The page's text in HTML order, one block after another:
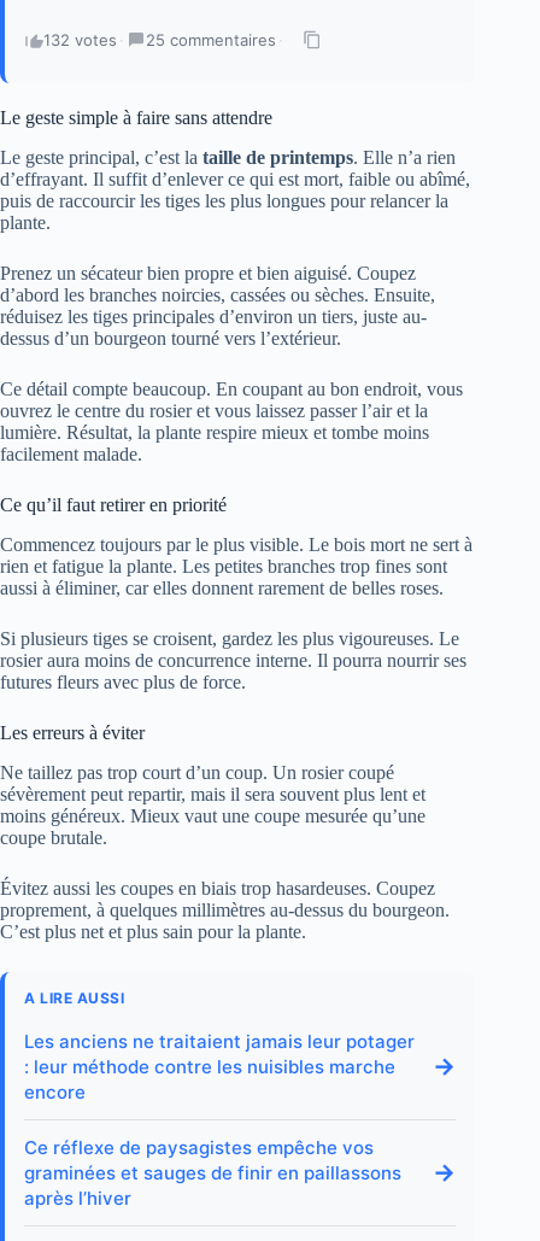
132 votes · 25 commentaires ·
Le geste simple à faire sans attendre
Le geste principal, c’est la taille de printemps. Elle n’a rien
d’effrayant. Il suffit d’enlever ce qui est mort, faible ou abîmé,
puis de raccourcir les tiges les plus longues pour relancer la
plante.
Prenez un sécateur bien propre et bien aiguisé. Coupez
d’abord les branches noircies, cassées ou sèches. Ensuite,
réduisez les tiges principales d’environ un tiers, juste au-
dessus d’un bourgeon tourné vers l’extérieur.
Ce détail compte beaucoup. En coupant au bon endroit, vous
ouvrez le centre du rosier et vous laissez passer l’air et la
lumière. Résultat, la plante respire mieux et tombe moins
facilement malade.
Ce qu’il faut retirer en priorité
Commencez toujours par le plus visible. Le bois mort ne sert à
rien et fatigue la plante. Les petites branches trop fines sont
aussi à éliminer, car elles donnent rarement de belles roses.
Si plusieurs tiges se croisent, gardez les plus vigoureuses. Le
rosier aura moins de concurrence interne. Il pourra nourrir ses
futures fleurs avec plus de force.
Les erreurs à éviter
Ne taillez pas trop court d’un coup. Un rosier coupé
sévèrement peut repartir, mais il sera souvent plus lent et
moins généreux. Mieux vaut une coupe mesurée qu’une
coupe brutale.
Évitez aussi les coupes en biais trop hasardeuses. Coupez
proprement, à quelques millimètres au-dessus du bourgeon.
C’est plus net et plus sain pour la plante.
A LIRE AUSSI
Les anciens ne traitaient jamais leur potager
: leur méthode contre les nuisibles marche
encore
→
Ce réflexe de paysagistes empêche vos
graminées et sauges de finir en paillassons
après l’hiver
→